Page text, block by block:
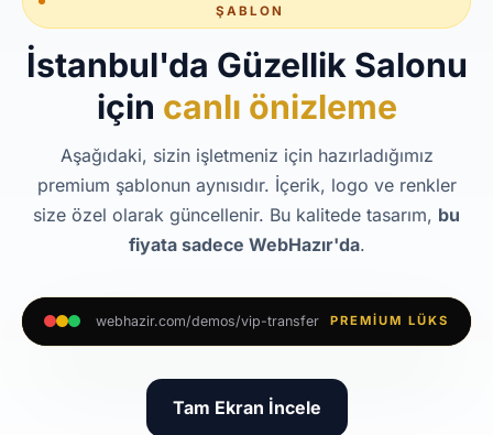
ŞABLON
İstanbul'da Güzellik Salonu
için canlı önizleme
Aşağıdaki, sizin işletmeniz için hazırladığımız
premium şablonun aynısıdır. İçerik, logo ve renkler
size özel olarak güncellenir. Bu kalitede tasarım, bu
fiyata sadece WebHazır'da.
webhazir.com/demos/vip-transfer PREMIUM LÜKS
Tam Ekran İncele